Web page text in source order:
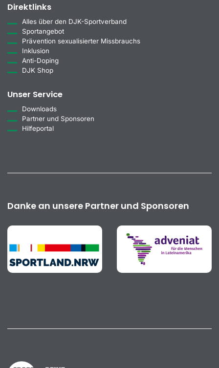
Direktlinks
Alles über den DJK-Sportverband
Sportangebot
Prävention sexualisierter Missbrauchs
Inklusion
Anti-Doping
DJK Shop
Unser Service
Downloads
Partner und Sponsoren
Hilfeportal
Danke an unsere Partner und Sponsoren